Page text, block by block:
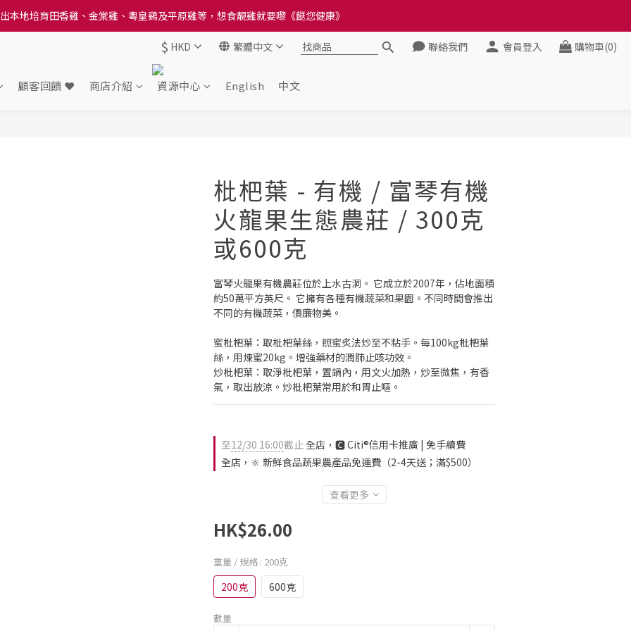
貨方法中選擇區域 - 然後當填寫地址時, 請小心選擇分區及區域, 因資料錯誤會影響前往結帳
$ HKD 繁體中文 聯絡我們 會員登入 購物車(0)
顧客回饋 ❤️ 商店介紹 資源中心 English 中文
枇杷葉 - 有機 / 富琴有機
火龍果生態農莊 / 300克
或600克
富琴火龍果有機農莊位於上水古洞。 它成立於2007年，佔地面積
約50萬平方英尺。 它擁有各種有機蔬菜和果園。不同時間會推出
不同的有機蔬菜，價廉物美。
蜜枇杷葉：取枇杷葉絲，照蜜炙法炒至不粘手。每100kg枇杷葉
絲，用煉蜜20kg。增強藥材的潤肺止咳功效。
炒枇杷葉：取淨枇杷葉，置鍋內，用文火加熱，炒至微焦，有香
氣，取出放涼。炒枇杷葉常用於和胃止嘔。
至12/30 16:00截止全店，🅲 Citi®信用卡推廣 | 免手續費
全店，🔆 新鮮食品蔬果農產品免運費（2-4天送；滿$500）
查看更多
HK$26.00
重量 / 規格 : 200克
200克 600克
數量